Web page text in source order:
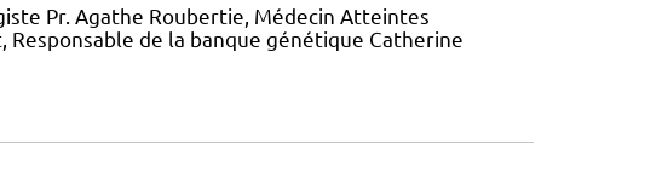
Pr. Agathe Roubertie, Médecin Atteintes
de la banque génétique Catherine